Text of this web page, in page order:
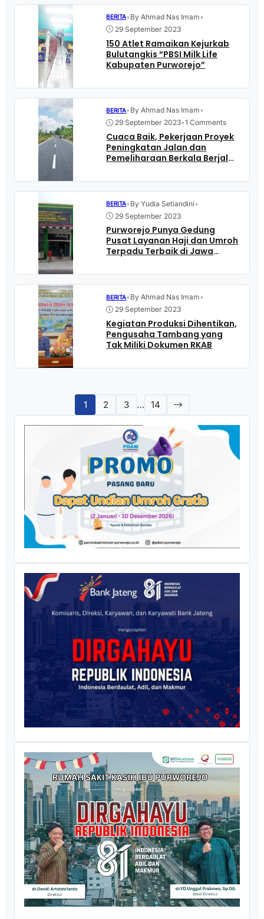
BERITA• By Ahmad Nas Imam•
29 September 2023
150 Atlet Ramaikan Kejurkab
Bulutangkis “PBSI Milk Life
Kabupaten Purworejo”
BERITA• By Ahmad Nas Imam•
29 September 2023•1 Comments
Cuaca Baik, Pekerjaan Proyek
Peningkatan Jalan dan
Pemeliharaan Berkala Berjalan
BERITA• By Yudia Setiandini•
29 September 2023
Purworejo Punya Gedung
Pusat Layanan Haji dan Umroh
Terpadu Terbaik di Jawa
BERITA• By Ahmad Nas Imam•
29 September 2023
Kegiatan Produksi Dihentikan,
Pengusaha Tambang yang
Tak Miliki Dokumen RKAB
1 2 3 … 14